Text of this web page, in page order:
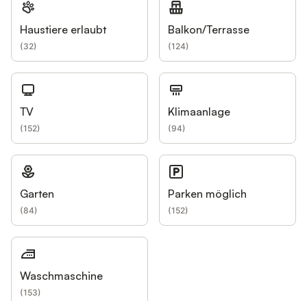
Haustiere erlaubt
(32)
Balkon/Terrasse
(124)
TV
(152)
Klimaanlage
(94)
Garten
(84)
Parken möglich
(152)
Waschmaschine
(153)